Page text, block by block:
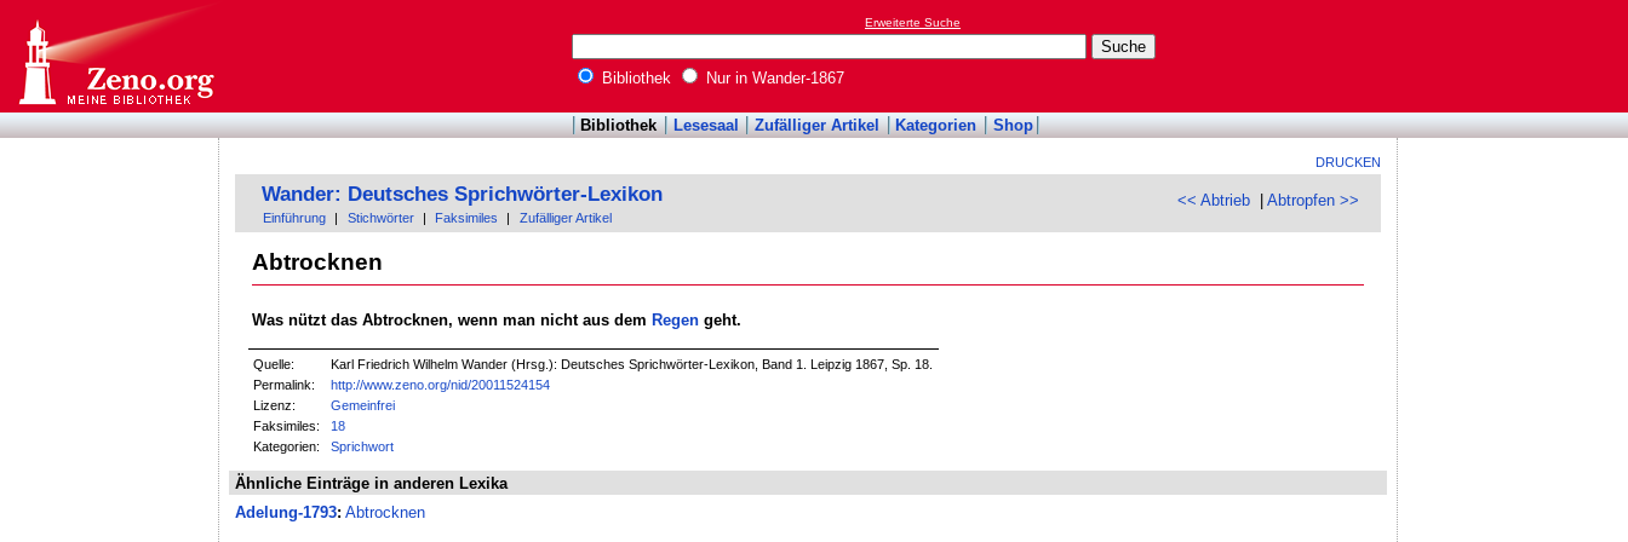
Erweiterte Suche
Bibliothek Nur in Wander-1867
Bibliothek Lesesaal Zufälliger Artikel Kategorien Shop
DRUCKEN
<< Abtrieb |Abtropfen >>
Wander: Deutsches Sprichwörter-Lexikon
Einführung Stichwörter Faksimiles Zufälliger Artikel
Abtrocknen
Was nützt das Abtrocknen, wenn man nicht aus dem Regengeht.
Quelle:
Karl Friedrich Wilhelm Wander (Hrsg.): Deutsches Sprichwörter-Lexikon, Band 1. Leipzig 1867, Sp. 18.
Permalink:
http://www.zeno.org/nid/20011524154
Lizenz:
Gemeinfrei
Faksimiles:
18
Kategorien:
Sprichwort
Ähnliche Einträge in anderen Lexika
Adelung-1793: Abtrocknen